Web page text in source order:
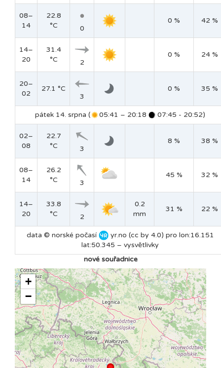
08–
14
22.8
°C
0
0 % 42 %
14–
20
31.4
°C
2
0 % 24 %
20–
02
27.1 °C
3
0 % 35 %
pátek 14. srpna ( 05:41 – 20:18 07:45 - 20:52)
02–
08
22.7
°C
3
8 % 38 %
08–
14
26.2
°C
3
45 % 32 %
14–
20
33.8
°C
2
0.2
mm
31 % 22 %
data © norské počasí
yr.no (cc by 4.0) pro lon:16.151
lat:50.345 – vysvětlivky
nové souřadnice
+
−